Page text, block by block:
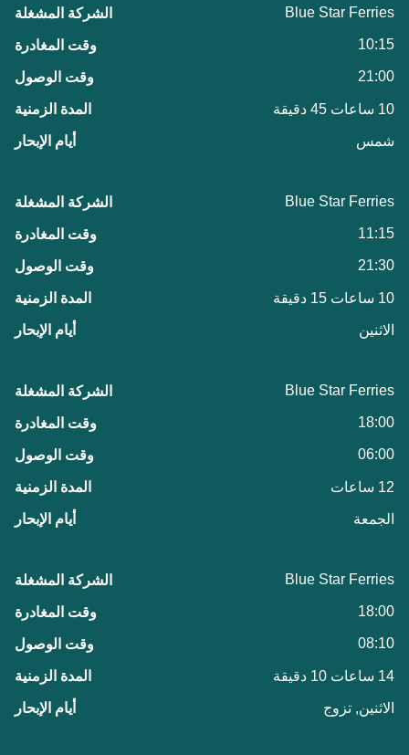
Blue Star Ferries
10:15
21:00
10 ساعات 45 دقيقة
شمس
Blue Star Ferries
11:15
21:30
10 ساعات 15 دقيقة
الاثنين
Blue Star Ferries
18:00
06:00
12 ساعات
الجمعة
Blue Star Ferries
18:00
08:10
14 ساعات 10 دقيقة
الاثنين, تزوج